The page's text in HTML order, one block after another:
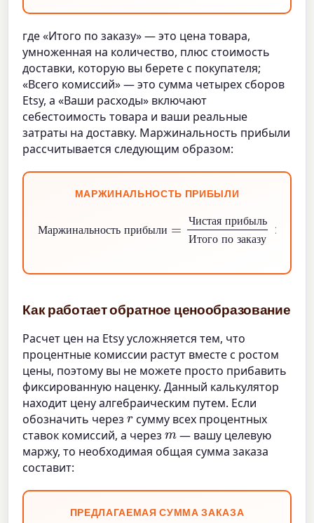
где «Итого по заказу» — это цена товара,
умноженная на количество, плюс стоимость
доставки, которую вы берете с покупателя;
«Всего комиссий» — это сумма четырех сборов
Etsy, а «Ваши расходы» включают
себестоимость товара и ваши реальные
затраты на доставку. Маржинальность прибыли
рассчитывается следующим образом:
МАРЖИНАЛЬНОСТЬ ПРИБЫЛИ
Ма ржинальн о с ть п ри были
Чи с тая п р и б ыль
И т ог о п о заказу
Маржинальность прибыли=
Итого по заказу×100%
Как работает обратное ценообразование
Расчет цен на Etsy усложняется тем, что
процентные комиссии растут вместе с ростом
цены, поэтому вы не можете просто прибавить
фиксированную наценку. Данный калькулятор
находит цену алгебраическим путем. Если
обозначить черезrсумму всех процентных
ставок комиссий, а черезm— вашу целевую
маржу, то необходимая общая сумма заказа
составит:
ПРЕДЛАГАЕМАЯ СУММА ЗАКАЗА